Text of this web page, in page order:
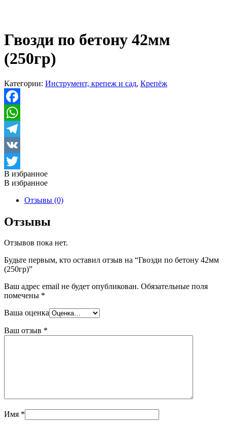
Гвозди по бетону 42мм
(250гр)
Категории: Инструмент, крепеж и сад, Крепёж
Facebook
WhatsApp
Telegram
VK
Twitter
В избранное
В избранное
Отзывы (0)
Отзывы
Отзывов пока нет.
Будьте первым, кто оставил отзыв на “Гвозди по бетону 42мм
(250гр)”
Ваш адрес email не будет опубликован. Обязательные поля
помечены *
Ваша оценка
Ваш отзыв *
Имя *